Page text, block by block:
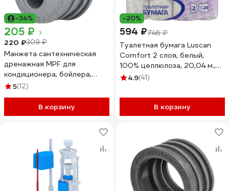
-34%
205 ₽
220 ₽309 ₽
Манжета сантехническая
дренажная MPF для
кондиционера, бойлера,
сушильной машины, осмоса,
ИС.131886
5(12)
В корзину
-20%
594 ₽746 ₽
Туалетная бумага Luscan
Comfort 2 слоя, белый,
100% целлюлоза, 20,04 м.,
167 л., 24 шт/уп 1574572
4.9(41)
В корзину